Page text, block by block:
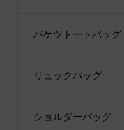
バケツトートバッグ
リュックバッグ
ショルダーバッグ